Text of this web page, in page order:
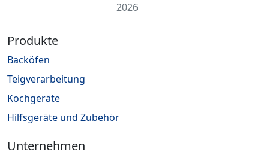
2026
Produkte
Backöfen
Teigverarbeitung
Kochgeräte
Hilfsgeräte und Zubehör
Unternehmen